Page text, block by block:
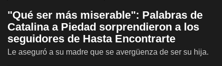
"Qué ser más miserable": Palabras de
Catalina a Piedad sorprendieron a los
seguidores de Hasta Encontrarte
Le aseguró a su madre que se avergüenza de ser su hija.